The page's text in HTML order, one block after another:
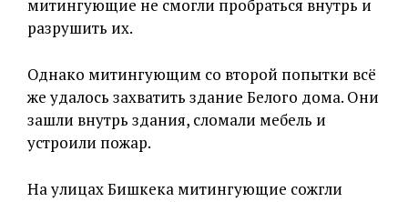
митингующие не смогли пробраться внутрь и
разрушить их.
Однако митингующим со второй попытки всё
же удалось захватить здание Белого дома. Они
зашли внутрь здания, сломали мебель и
устроили пожар.
На улицах Бишкека митингующие сожгли